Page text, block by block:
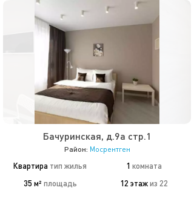
Бачуринская, д.9а стр.1
Район: Мосрентген
Квартира тип жилья 1 комната
35 м² площадь 12 этажиз 22